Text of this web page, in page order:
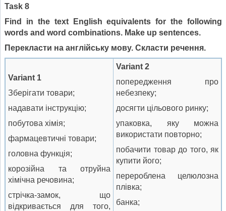
Task 8
Find in the text English equivalents for the following
words and word combinations. Make up sentences.
Перекласти на англійську мову. Скласти речення.
Variant 1
Зберігати товари;
надавати інструкцію;
побутова хімія;
фармацевтичні товари;
головна функція;
корозійна та отруйна
хімічна речовина;
стрічка-замок, що
відкривається для того,
Variant 2
попередження про
небезпеку;
досягти цільового ринку;
упаковка, яку можна
використати повторно;
побачити товар до того, як
купити його;
перероблена целюлозна
плівка;
банка;